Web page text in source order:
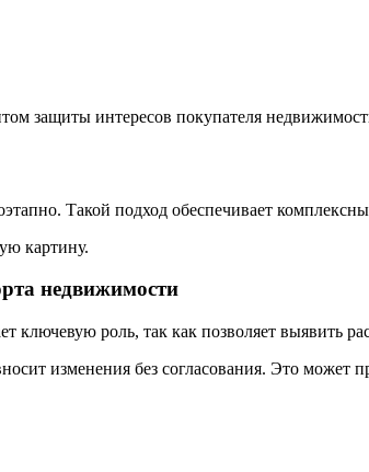
защиты интересов покупателя
Такой подход обеспечивает
картину.
недвижимости
ключевую роль, так как позволяет выявить
изменения без согласования. Это